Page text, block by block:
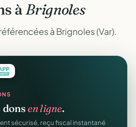
àBrignoles
à Brignoles (Var).
donsen ligne.
sécurisé, reçu fiscal instantané